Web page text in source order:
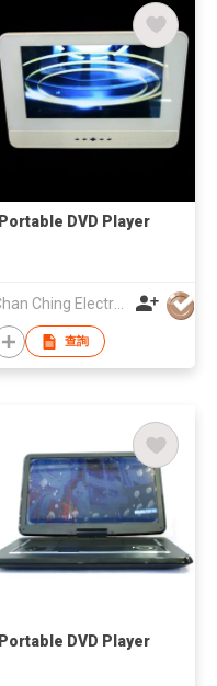
Portable DVD Player
Chan Ching Electronic Technology Co
查詢
Portable DVD Player